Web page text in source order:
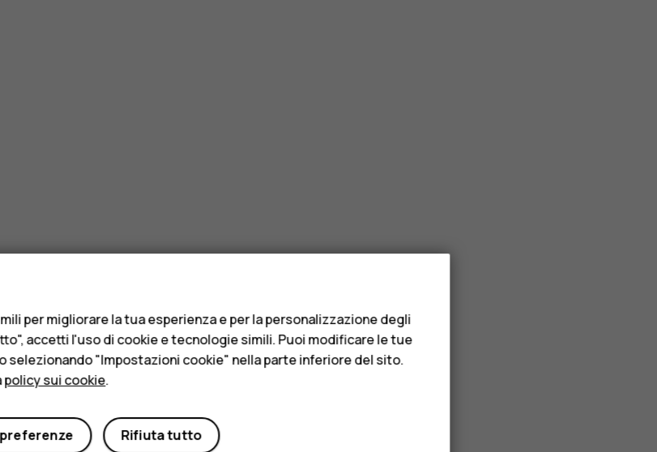
per migliorare la tua esperienza e per la personalizzazione degli
accetti l'uso di cookie e tecnologie simili. Puoi modificare le tue
selezionando "Impostazioni cookie" nella parte inferiore del sito.
policy sui cookie.
Rifiuta tutto